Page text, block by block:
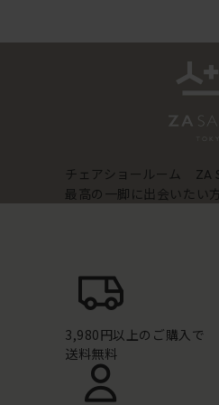
チェアショールーム ZA
最高の一脚に出会いたい
3,980円以上のご購入で
送料無料